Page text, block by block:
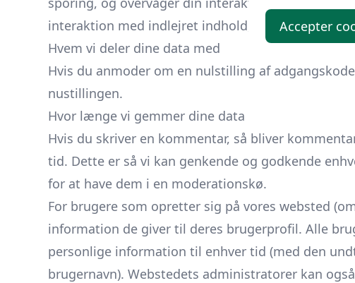
interaktion med indlejret indhold, hvis du har en
Hvem vi deler dine data med
Hvis du anmoder om en nulstilling af
nustillingen.
Hvor længe vi gemmer dine data
Hvis du skriver en kommentar, så bliver
tid. Dette er så vi kan genkende og godkende
for at have dem i en moderationskø.
For brugere som opretter sig på vores websted
information de giver til deres brugerprofil. Alle
personlige information til enhver tid (med den
brugernavn). Webstedets administratorer kan
Accepter